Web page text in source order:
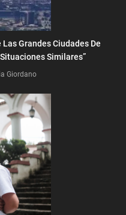
Grandes Ciudades De
Similares”
Giordano